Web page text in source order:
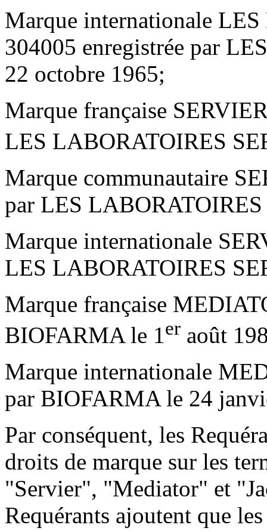
Marque internationale
304005 enregistrée par
22 octobre 1965;
Marque française
LES LABORATOIRES
Marque communautaire
par LES
Marque internationale
LES LABORATOIRES
Marque française
BIOFARMA le 1er août
Marque internationale
par BIOFARMA le 24
Par conséquent, les
droits de marque sur les
"Servier", "Mediator" et
Requérants ajoutent que